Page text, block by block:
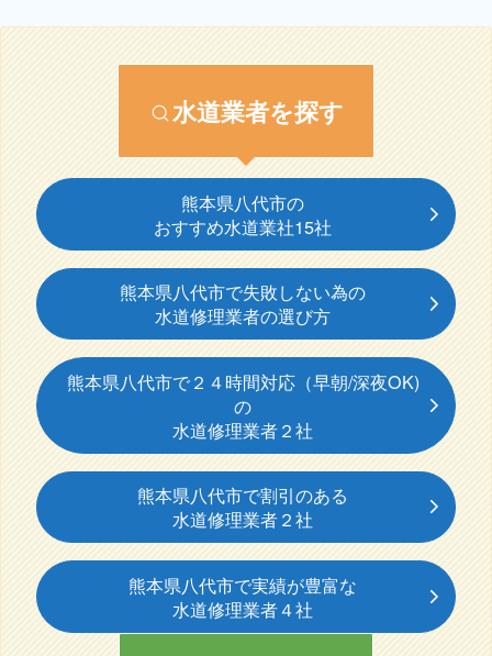
水道業者を探す
熊本県八代市の
おすすめ水道業社15社
熊本県八代市で失敗しない為の
水道修理業者の選び方
熊本県八代市で２４時間対応（早朝/深夜OK)
の
水道修理業者２社
熊本県八代市で割引のある
水道修理業者２社
熊本県八代市で実績が豊富な
水道修理業者４社